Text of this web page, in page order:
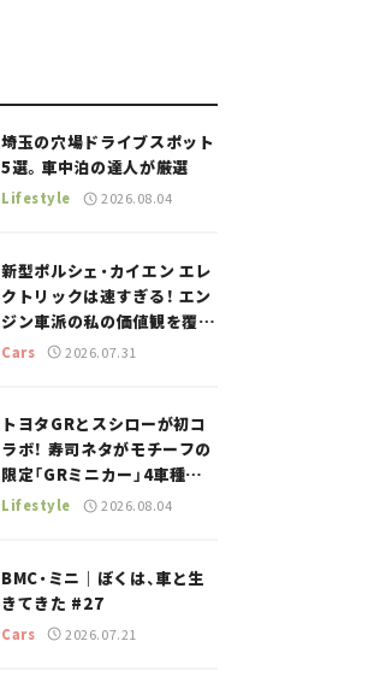
埼玉の穴場ドライブスポット
5選。車中泊の達人が厳選
Lifestyle 2026.08.04
新型ポルシェ・カイエン エレ
クトリックは速すぎる！ エン
ジン車派の私の価値観を覆し
た、新しいポルシェの走り。
Cars 2026.07.31
トヨタGRとスシローが初コ
ラボ！ 寿司ネタがモチーフの
限定「GRミニカー」4車種が
登場。入手方法は？【クルマ
Lifestyle 2026.08.04
BMC・ミニ｜ぼくは、車と生
きてきた #27
Cars 2026.07.21